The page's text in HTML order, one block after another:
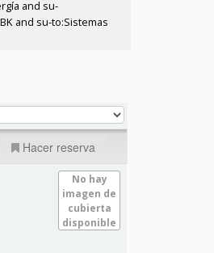
and su-
and su-to:Sistemas
Hacer reserva
No hay
imagen de
cubierta
disponible